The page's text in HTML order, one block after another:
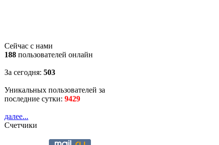
Сейчас с нами
188 пользователей онлайн
За сегодня: 503
Уникальных пользователей за
последние сутки: 9429
далее...
Счетчики